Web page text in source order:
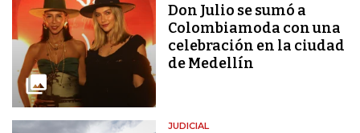
Don Julio se sumó a
Colombiamoda con una
celebración en la ciudad
de Medellín
JUDICIAL